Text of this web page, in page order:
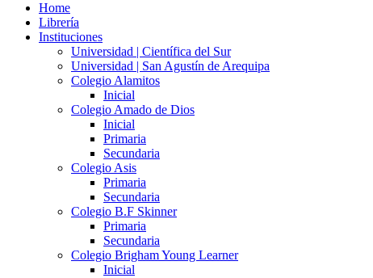
Home
Librería
Instituciones
Universidad | Científica del Sur
Universidad | San Agustín de Arequipa
Colegio Alamitos
Inicial
Colegio Amado de Dios
Inicial
Primaria
Secundaria
Colegio Asis
Primaria
Secundaria
Colegio B.F Skinner
Primaria
Secundaria
Colegio Brigham Young Learner
Inicial